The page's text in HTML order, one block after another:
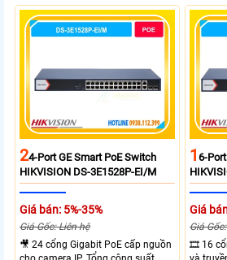
Uplink Ports.
Gigabit
rộng
xa tối
24-Port GE Smart PoE Switch
HIKVISION DS-3E1528P-EI/M
Giá bán: 5%-35%
Giá Gốc: Liên hệ
🎥 24 cổng Gigabit PoE cấp nguồn
16-
Giá
Giá
🎞 16